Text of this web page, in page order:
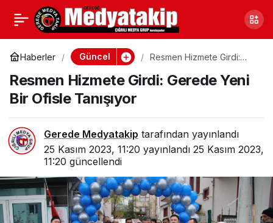
Haberler Güncel
Resmen Hizmete Girdi:
Tanışıyor
Resmen Hizmete Girdi: Gerede Yeni
Bir Ofisle Tanışıyor
Gerede Medyatakip tarafından yayınlandı
25 Kasım 2023, 11:20 yayınlandı 25 Kasım 2023,
11:20 güncellendi
Resmen Hizmete Girdi:
Gerede Yeni Bir Ofisle
Tanışıyor
1